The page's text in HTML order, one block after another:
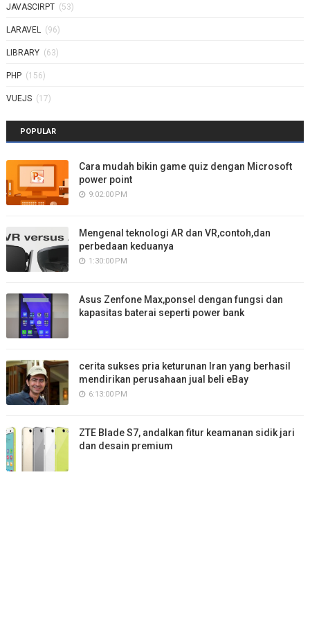
JAVASCIRPT (53)
LARAVEL (96)
LIBRARY (63)
PHP (156)
VUEJS (17)
POPULAR
Cara mudah bikin game quiz dengan Microsoft
power point
9:02:00 PM
Mengenal teknologi AR dan VR,contoh,dan
perbedaan keduanya
1:30:00 PM
Asus Zenfone Max,ponsel dengan fungsi dan
kapasitas baterai seperti power bank
cerita sukses pria keturunan Iran yang berhasil
mendirikan perusahaan jual beli eBay
6:13:00 PM
ZTE Blade S7, andalkan fitur keamanan sidik jari
dan desain premium